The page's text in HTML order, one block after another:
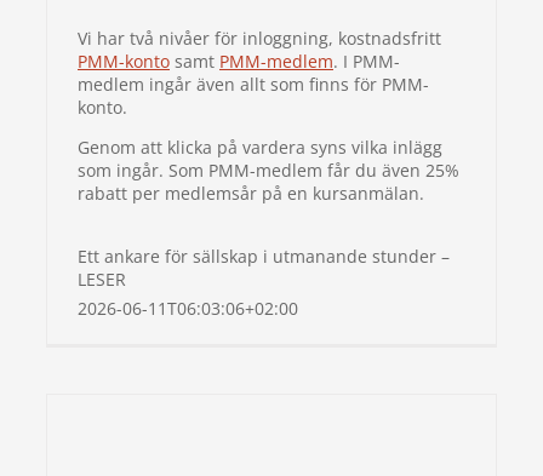
Vi har två nivåer för inloggning, kostnadsfritt
PMM-konto samt PMM-medlem. I PMM-
medlem ingår även allt som finns för PMM-
konto.
Genom att klicka på vardera syns vilka inlägg
som ingår. Som PMM-medlem får du även 25%
rabatt per medlemsår på en kursanmälan.
Ett ankare för sällskap i utmanande stunder –
LESER
2026-06-11T06:03:06+02:00